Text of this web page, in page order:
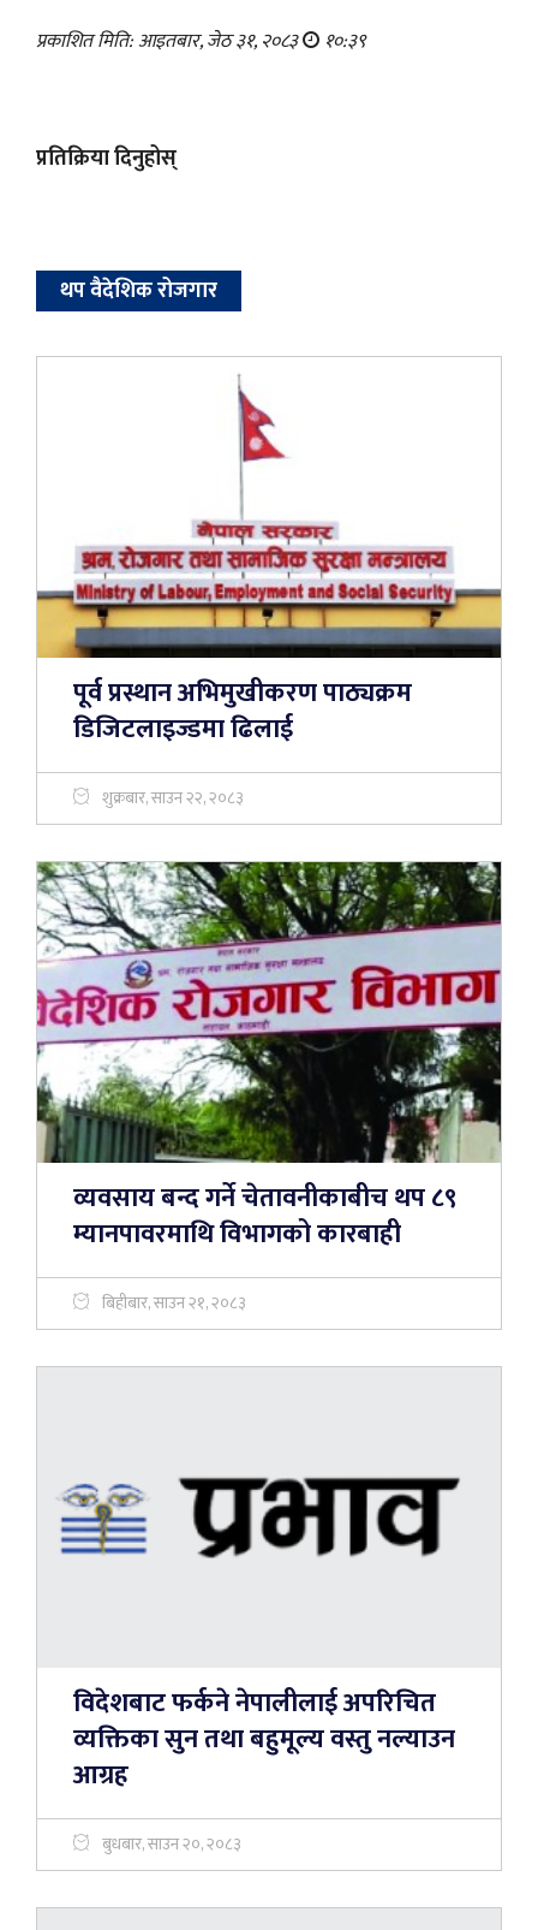
प्रकाशित मिति: आइतबार, जेठ ३१, २०८३ १०:३९
प्रतिक्रिया दिनुहोस्
थप वैदेशिक रोजगार
पूर्व प्रस्थान अभिमुखीकरण पाठ्यक्रम
डिजिटलाइज्डमा ढिलाई
शुक्रबार, साउन २२, २०८३
व्यवसाय बन्द गर्ने चेतावनीकाबीच थप ८९
म्यानपावरमाथि विभागको कारबाही
बिहीबार, साउन २१, २०८३
विदेशबाट फर्कने नेपालीलाई अपरिचित
व्यक्तिका सुन तथा बहुमूल्य वस्तु नल्याउन
आग्रह
बुधबार, साउन २०, २०८३